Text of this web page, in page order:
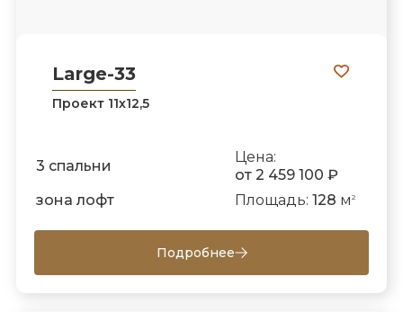
Large-33
Проект 11х12,5
3 спальни
Цена:
от 2 459 100 ₽
зона лофт
Площадь: 128 м 2
Подробнее